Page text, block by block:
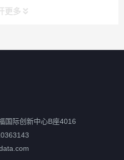
更多
国际创新中心B座4016